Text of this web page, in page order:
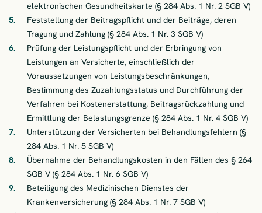
elektronischen Gesundheitskarte (§ 284 Abs. 1 Nr. 2 SGB V)
Feststellung der Beitragspflicht und der Beiträge, deren
Tragung und Zahlung (§ 284 Abs. 1 Nr. 3 SGB V)
Prüfung der Leistungspflicht und der Erbringung von
Leistungen an Versicherte, einschließlich der
Voraussetzungen von Leistungsbeschränkungen,
Bestimmung des Zuzahlungsstatus und Durchführung der
Verfahren bei Kostenerstattung, Beitragsrückzahlung und
Ermittlung der Belastungsgrenze (§ 284 Abs. 1 Nr. 4 SGB V)
Unterstützung der Versicherten bei Behandlungsfehlern (§
284 Abs. 1 Nr. 5 SGB V)
Übernahme der Behandlungskosten in den Fällen des § 264
SGB V (§ 284 Abs. 1 Nr. 6 SGB V)
Beteiligung des Medizinischen Dienstes der
Krankenversicherung (§ 284 Abs. 1 Nr. 7 SGB V)